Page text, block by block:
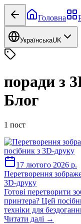
Головна
УкраїнськаUK
поради з
Блог
1 пост
17 лютого 2026 р.
Перетворення
3D-друку
Готові перетворити
принтера? Цей
техніки для
Читати далі →